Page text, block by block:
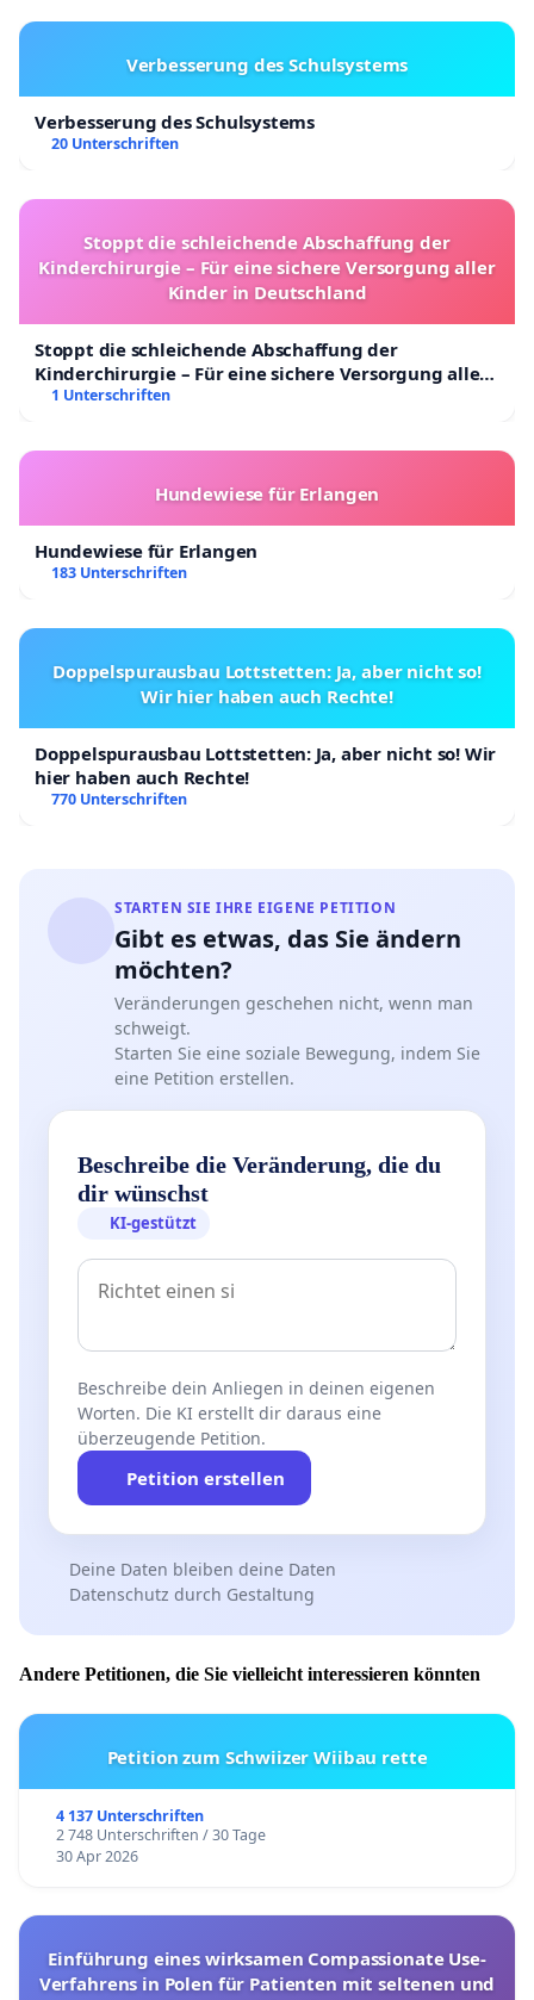
Verbesserung des Schulsystems
Verbesserung des Schulsystems
20 Unterschriften
Stoppt die schleichende Abschaffung der
Kinderchirurgie – Für eine sichere Versorgung aller
Kinder in Deutschland
Stoppt die schleichende Abschaffung der
Kinderchirurgie – Für eine sichere Versorgung aller
Kinder in Deutschland
1 Unterschriften
Hundewiese für Erlangen
Hundewiese für Erlangen
183 Unterschriften
Doppelspurausbau Lottstetten: Ja, aber nicht so!
Wir hier haben auch Rechte!
Doppelspurausbau Lottstetten: Ja, aber nicht so! Wir
hier haben auch Rechte!
770 Unterschriften
STARTEN SIE IHRE EIGENE PETITION
Gibt es etwas, das Sie ändern
möchten?
Veränderungen geschehen nicht, wenn man
schweigt.
Starten Sie eine soziale Bewegung, indem Sie
eine Petition erstellen.
Beschreibe die Veränderung, die du
dir wünschst
KI-gestützt
Beschreibe dein Anliegen in deinen eigenen
Worten. Die KI erstellt dir daraus eine
überzeugende Petition.
Petition erstellen
Deine Daten bleiben deine Daten
Datenschutz durch Gestaltung
Andere Petitionen, die Sie vielleicht interessieren könnten
Petition zum Schwiizer Wiibau rette
4 137 Unterschriften
2 748 Unterschriften / 30 Tage
30 Apr 2026
Einführung eines wirksamen Compassionate Use-
Verfahrens in Polen für Patienten mit seltenen und